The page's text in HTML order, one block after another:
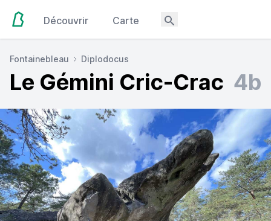
Découvrir Carte
Fontainebleau Diplodocus
Le Gémini Cric-Crac 4b